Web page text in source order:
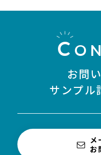
C
お問
サンプル
メ
お